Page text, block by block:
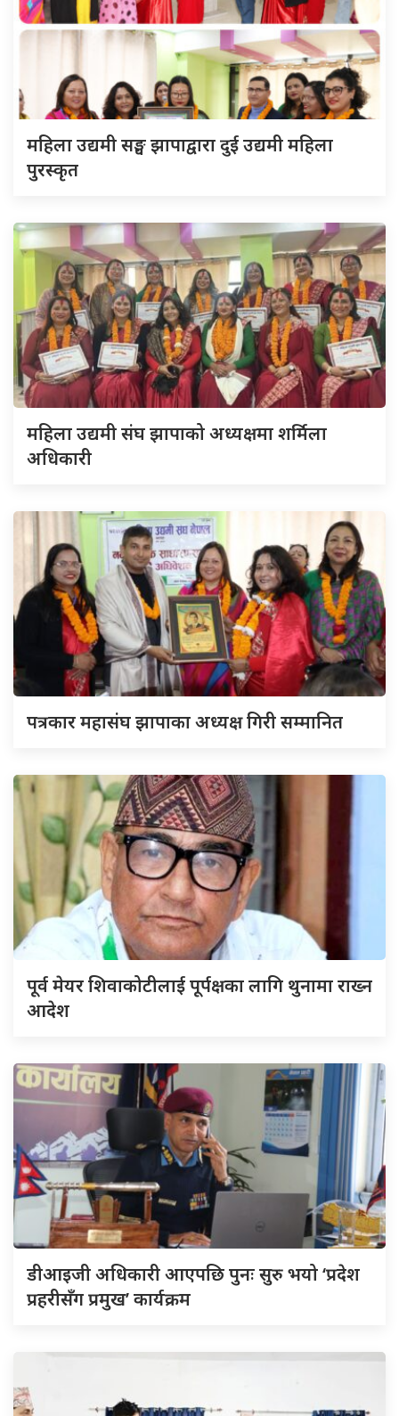
महिला उद्यमी सङ्घ झापाद्वारा दुई उद्यमी महिला
पुरस्कृत
महिला उद्यमी संघ झापाको अध्यक्षमा शर्मिला
अधिकारी
पत्रकार महासंघ झापाका अध्यक्ष गिरी सम्मानित
पूर्व मेयर शिवाकोटीलाई पूर्पक्षका लागि थुनामा राख्न
आदेश
डीआइजी अधिकारी आएपछि पुनः सुरु भयो ‘प्रदेश
प्रहरीसँग प्रमुख’ कार्यक्रम